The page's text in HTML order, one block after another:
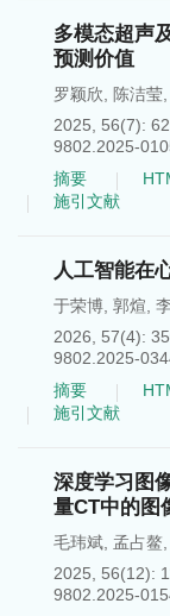
多模态超声
预测价值
罗颖欣 陈洁莹
2025, 56(7):
9802.2025-
摘要
施引文献
人工智能在
于荣博 郭煊
2026, 57(4):
9802.2025-
摘要
施引文献
深度学习图
量CT中的图
毛玮斌 孟占鳌
2025, 56(12):
9802.2025-